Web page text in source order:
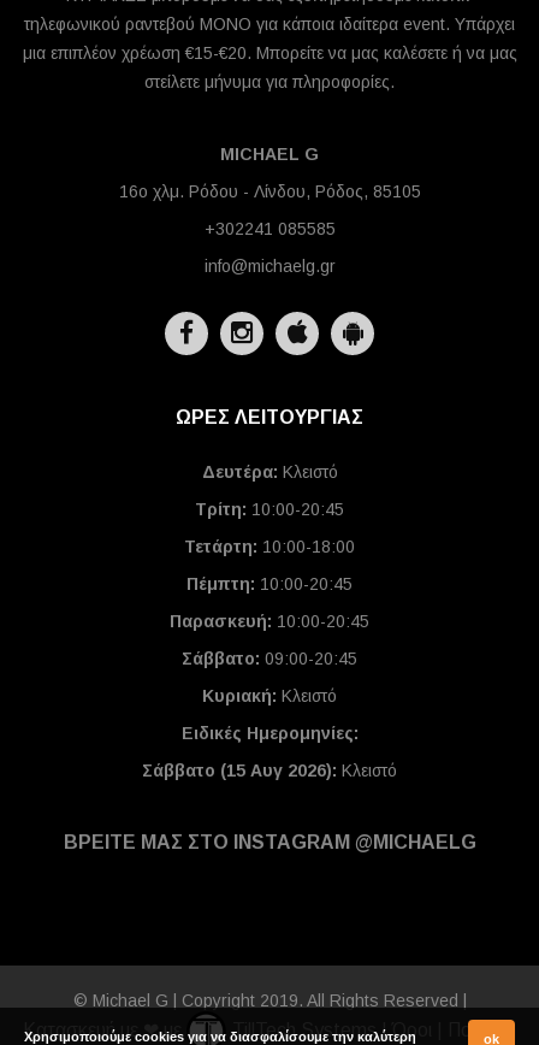
τηλεφωνικού ραντεβού ΜΟΝΟ για κάποια ιδαίτερα event. Υπάρχει
μια επιπλέον χρέωση €15-€20. Μπορείτε να μας καλέσετε ή να μας
στείλετε μήνυμα για πληροφορίες.
MICHAEL G
16ο χλμ. Ρόδου - Λίνδου, Ρόδος, 85105
+302241 085585
info@michaelg.gr
ΩΡΕΣ ΛΕΙΤΟΥΡΓΙΑΣ
Δευτέρα: Κλειστό
Τρίτη: 10:00-20:45
Τετάρτη: 10:00-18:00
Πέμπτη: 10:00-20:45
Παρασκευή: 10:00-20:45
Σάββατο: 09:00-20:45
Κυριακή: Κλειστό
Ειδικές Ημερομηνίες:
Σάββατο (15 Αυγ 2026): Κλειστό
ΒΡΕΙΤΕ ΜΑΣ ΣΤΟ INSTAGRAM @MICHAELG
© Michael G | Copyright 2019. All Rights Reserved |
Κατασκευή με ❤ με TillTech Systems|Όροι Πολιτική
Χρησιμοποιούμε cookies για να διασφαλίσουμε την καλύτερη ok